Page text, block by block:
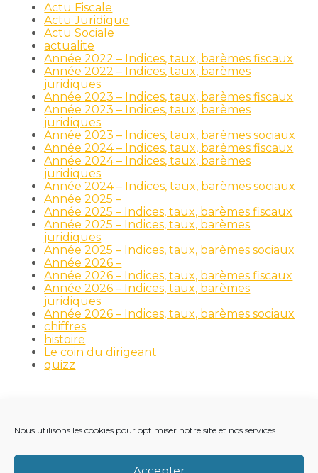
Nous utilisons les cookies pour optimiser notre site et nos services.
Accepter
Actu Fiscale
Actu Juridique
Actu Sociale
actualite
Année 2022 – Indices, taux, barèmes fiscaux
Année 2022 – Indices, taux, barèmes
juridiques
Année 2023 – Indices, taux, barèmes fiscaux
Année 2023 – Indices, taux, barèmes
juridiques
Année 2023 – Indices, taux, barèmes sociaux
Année 2024 – Indices, taux, barèmes fiscaux
Année 2024 – Indices, taux, barèmes
juridiques
Année 2024 – Indices, taux, barèmes sociaux
Année 2025 –
Année 2025 – Indices, taux, barèmes fiscaux
Année 2025 – Indices, taux, barèmes
juridiques
Année 2025 – Indices, taux, barèmes sociaux
Année 2026 –
Année 2026 – Indices, taux, barèmes fiscaux
Année 2026 – Indices, taux, barèmes
juridiques
Année 2026 – Indices, taux, barèmes sociaux
chiffres
histoire
Le coin du dirigeant
quizz
Principale
RECRUTEMENT
NOTRE ACTUALITÉ